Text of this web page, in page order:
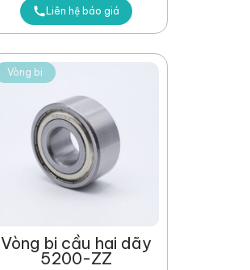
Liên hệ báo giá
Vòng bi
Vòng bi cầu hai dãy
5200-ZZ